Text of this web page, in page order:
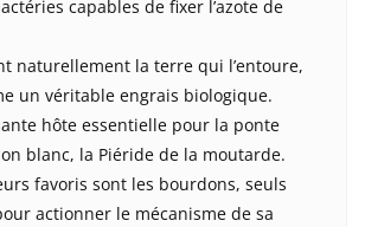
capables de fixer l’azote de
naturellement la terre qui l’entoure,
un véritable engrais biologique.
hôte essentielle pour la ponte
blanc, la Piéride de la moutarde.
favoris sont les bourdons, seuls
actionner le mécanisme de sa